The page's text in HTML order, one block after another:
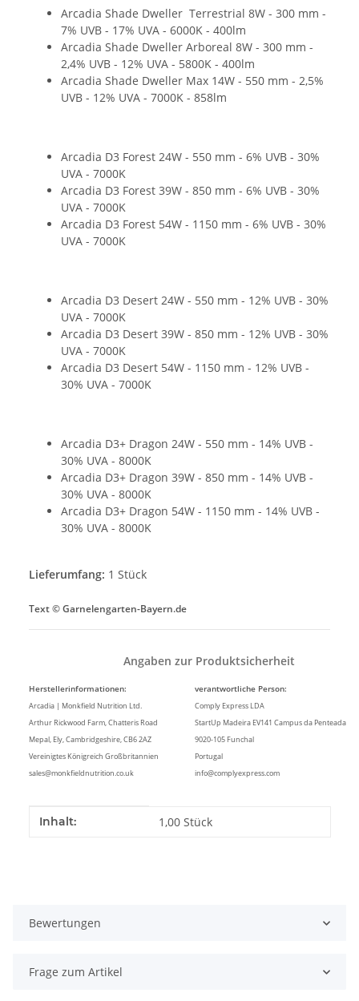
Arcadia Shade Dweller Terrestrial 8W - 300 mm -
7% UVB - 17% UVA - 6000K - 400lm
Arcadia Shade Dweller Arboreal 8W - 300 mm -
2,4% UVB - 12% UVA - 5800K - 400lm
Arcadia Shade Dweller Max 14W - 550 mm - 2,5%
UVB - 12% UVA - 7000K - 858lm
Arcadia D3 Forest 24W - 550 mm - 6% UVB - 30%
UVA - 7000K
Arcadia D3 Forest 39W - 850 mm - 6% UVB - 30%
UVA - 7000K
Arcadia D3 Forest 54W - 1150 mm - 6% UVB - 30%
UVA - 7000K
Arcadia D3 Desert 24W - 550 mm - 12% UVB - 30%
UVA - 7000K
Arcadia D3 Desert 39W - 850 mm - 12% UVB - 30%
UVA - 7000K
Arcadia D3 Desert 54W - 1150 mm - 12% UVB -
30% UVA - 7000K
Arcadia D3+ Dragon 24W - 550 mm - 14% UVB -
30% UVA - 8000K
Arcadia D3+ Dragon 39W - 850 mm - 14% UVB -
30% UVA - 8000K
Arcadia D3+ Dragon 54W - 1150 mm - 14% UVB -
30% UVA - 8000K
Lieferumfang: 1 Stück
Text © Garnelengarten-Bayern.de
Angaben zur Produktsicherheit
Herstellerinformationen: verantwortliche Person:
Arcadia | Monkfield Nutrition Ltd.
Comply Express LDA
Arthur Rickwood Farm, Chatteris Road
StartUp Madeira EV141 Campus da Penteada
Mepal, Ely, Cambridgeshire, CB6 2AZ
9020-105 Funchal
Vereinigtes Königreich Großbritannien
Portugal
sales@monkfieldnutrition.co.uk
info@complyexpress.com
Produkteigenschaft
Wert
Inhalt: 1,00 Stück
Bewertungen
Frage zum Artikel